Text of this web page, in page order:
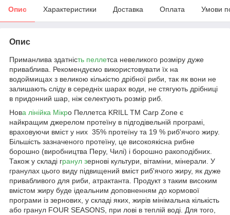
Опис Характеристики Доставка Оплата Умови
Опис
Приманлива здатність пеллетса невеликого розміру дуже
приваблива. Рекомендуємо використовувати їх на
водоймищах з великою кількістю дрібної риби, так як вони не
залишають сліду в середніх шарах води, не стягують дрібниці
в придонний шар, ніж селектують розмір риб.
Нова лінійка Мікро Пеллетса KRILL ТМ Carp Zone є
найкращим джерелом протеїну в підгодівельній програмі,
враховуючи вміст у них 35% протеїну та 19 % риб'ячого жиру.
Більшість зазначеного протеїну, це високоякісна рибне
борошно (виробництва Перу, Чилі) і борошно ракоподібних.
Також у складі гранул зернові культури, вітаміни, мінерали. У
гранулах цього виду підвищений вміст риб'ячого жиру, як дуже
привабливого для риби, атрактанта. Продукт з таким високим
вмістом жиру буде ідеальним доповненням до кормової
програми із зернових, у складі яких, жирів мінімальна кількість
або гранул FOUR SEASONS, при лові в теплій воді. Для того,